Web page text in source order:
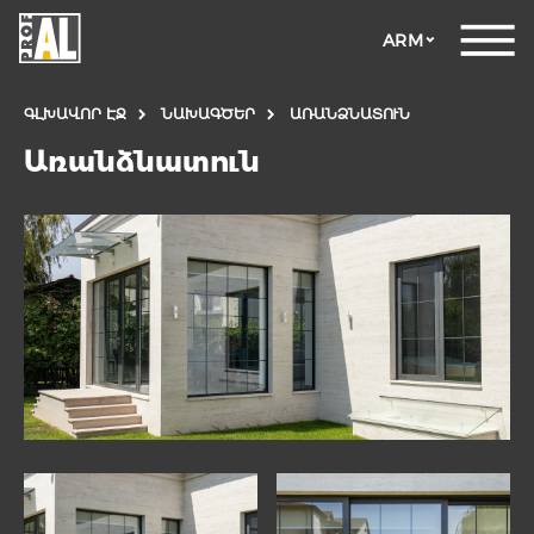
ARM
ԴՌՆԵՐ
ՊԱՏՈՒՀԱՆՆԵՐ
ԱՊԱԿԵ
ԿՈՆՍՏՐՈՒԿՑԻԱՆԵՐ
ՖԱՍԱԴԱՅԻՆ
ԳԼԽԱՎՈՐ ԷՋ ՆԱԽԱԳԾԵՐ ԱՌԱՆՁՆԱՏՈՒՆ
Առանձնատուն